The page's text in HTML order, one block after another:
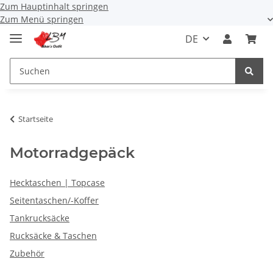
Zum Hauptinhalt springen
Zum Menü springen
DE
Startseite
Motorradgepäck
Hecktaschen | Topcase
Seitentaschen/-Koffer
Tankrucksäcke
Rucksäcke & Taschen
Zubehör